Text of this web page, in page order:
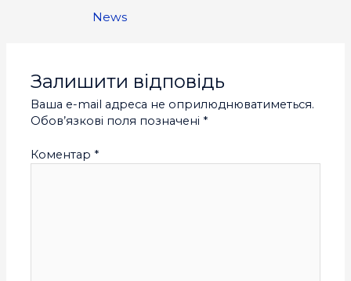
News
Залишити відповідь
Ваша e-mail адреса не оприлюднюватиметься.
Обов’язкові поля позначені *
Коментар *